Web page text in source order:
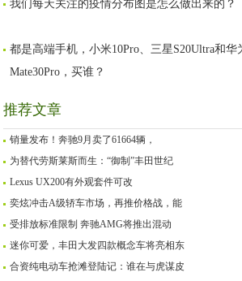
我们每天关注的疫情分布图是怎么做出来的？
都是高端手机，小米10Pro、三星S20Ultra和华
Mate30Pro，买谁？
推荐文章
销量发布！奔驰9月卖了61664辆，
为替代劳斯莱斯而生：“御制”丰田世纪
Lexus UX200有外观套件可改
奕炫冲击A级轿车市场，再推价格战，能
受排放标准限制 奔驰AMG将推出混动
迷你可爱，丰田大发四款概念车将亮相东
合资纯电动车抢滩登陆记：谁在与虎谋皮